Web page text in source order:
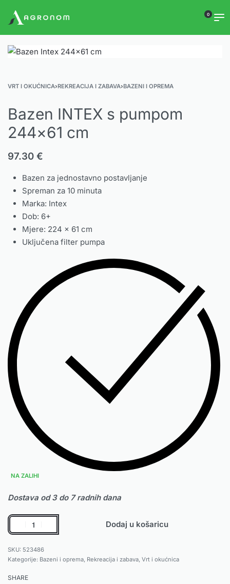
0
VRT I OKUĆNICA›REKREACIJA I ZABAVA›BAZENI I OPREMA
Bazen INTEX s pumpom
244×61 cm
97.30 €
Bazen za jednostavno postavljanje
Spreman za 10 minuta
Marka: Intex
Dob: 6+
Mjere: 224 x 61 cm
Uključena filter pumpa
NA ZALIHI
Dostava od 3 do 7 radnih dana
Dodaj u košaricu
523486
Kategorije: Bazeni i oprema, Rekreacija i zabava, Vrt i okućnica
SHARE